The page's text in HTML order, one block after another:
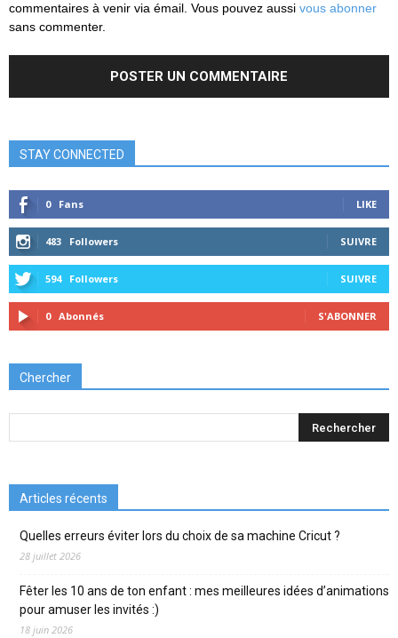
commentaires à venir via émail. Vous pouvez aussi vous abonner
sans commenter.
STAY CONNECTED
0 Fans LIKE
483 Followers SUIVRE
594 Followers SUIVRE
0 Abonnés S'ABONNER
Chercher
Articles récents
Quelles erreurs éviter lors du choix de sa machine Cricut ?
28 juillet 2026
Fêter les 10 ans de ton enfant : mes meilleures idées d’animations
pour amuser les invités :)
18 juin 2026